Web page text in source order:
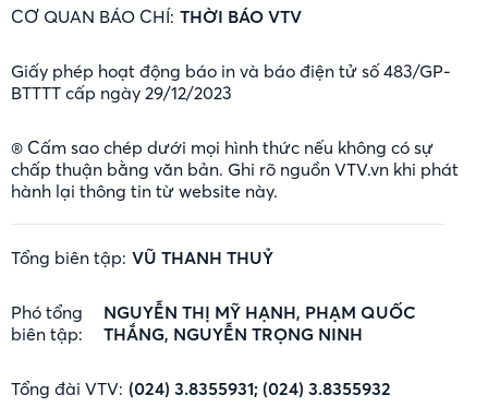
CƠ QUAN BÁO CHÍ: THỜI BÁO VTV
Giấy phép hoạt động báo in và báo điện tử số 483/GP-
BTTTT cấp ngày 29/12/2023
® Cấm sao chép dưới mọi hình thức nếu không có sự
chấp thuận bằng văn bản. Ghi rõ nguồn VTV.vn khi phát
hành lại thông tin từ website này.
Tổng biên tập: VŨ THANH THUỶ
Phó tổng
biên tập:
NGUYỄN THỊ MỸ HẠNH, PHẠM QUỐC
THẮNG, NGUYỄN TRỌNG NINH
Tổng đài VTV: (024) 3.8355931; (024) 3.8355932